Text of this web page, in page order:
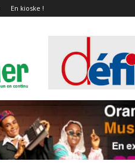
En kioske !